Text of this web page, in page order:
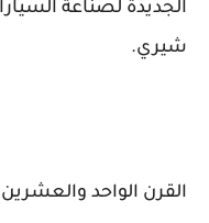
شيري.
القرن الواحد والعشرين